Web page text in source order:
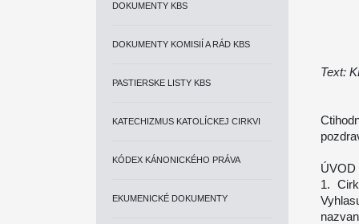
DOKUMENTY KBS
DOKUMENTY KOMISIÍ A RÁD KBS
PASTIERSKE LISTY KBS
KATECHIZMUS KATOLÍCKEJ CIRKVI
KÓDEX KÁNONICKÉHO PRÁVA
EKUMENICKÉ DOKUMENTY
Text:
ÚVOD
1.